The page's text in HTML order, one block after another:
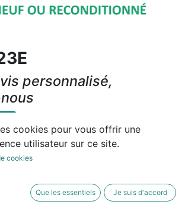
personnalisé,
cookies pour vous offrir une
utilisateur sur ce site.
cookies
Que les essentiels Je suis d'accord